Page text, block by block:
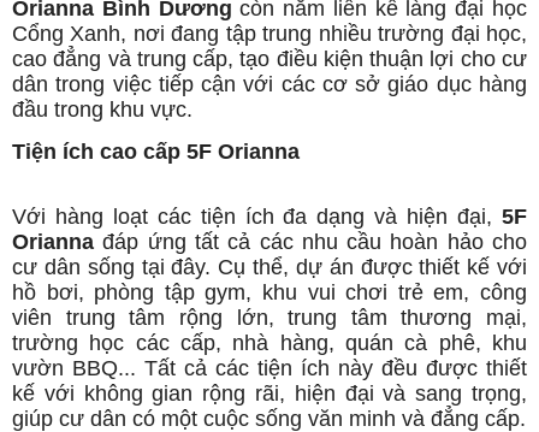
Orianna Bình Dương còn nằm liền kề làng đại học
Cổng Xanh, nơi đang tập trung nhiều trường đại học,
cao đẳng và trung cấp, tạo điều kiện thuận lợi cho cư
dân trong việc tiếp cận với các cơ sở giáo dục hàng
đầu trong khu vực.
Tiện ích cao cấp 5F Orianna
Với hàng loạt các tiện ích đa dạng và hiện đại, 5F
Orianna đáp ứng tất cả các nhu cầu hoàn hảo cho
cư dân sống tại đây. Cụ thể, dự án được thiết kế với
hồ bơi, phòng tập gym, khu vui chơi trẻ em, công
viên trung tâm rộng lớn, trung tâm thương mại,
trường học các cấp, nhà hàng, quán cà phê, khu
vườn BBQ... Tất cả các tiện ích này đều được thiết
kế với không gian rộng rãi, hiện đại và sang trọng,
giúp cư dân có một cuộc sống văn minh và đẳng cấp.